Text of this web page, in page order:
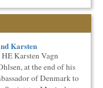
evenimente
in care...
I)
generala
de nivel
Karsten
Karsten Vagn
at the end of his
of Denmark to